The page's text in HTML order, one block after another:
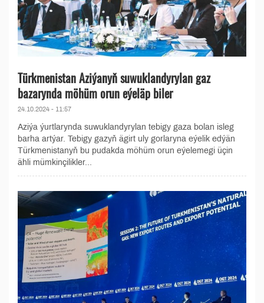
Türkmenistan Aziýanyň suwuklandyrylan gaz
bazarynda möhüm orun eýeläp biler
24.10.2024 - 11:57
Aziýa ýurtlarynda suwuklandyrylan tebigy gaza bolan isleg
barha artýar. Tebigy gazyň ägirt uly gorlaryna eýelik edýän
Türkmenistanyň bu pudakda möhüm orun eýelemegi üçin
ähli mümkinçilikler...